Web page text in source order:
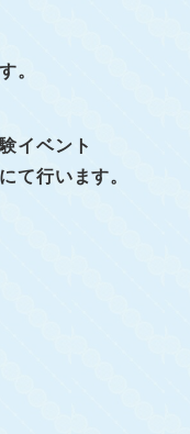
。
イベント
て行います。